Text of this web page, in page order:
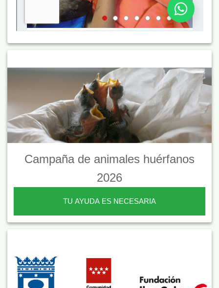
Campaña de animales huérfanos
2026
TU AYUDA ES NECESARIA